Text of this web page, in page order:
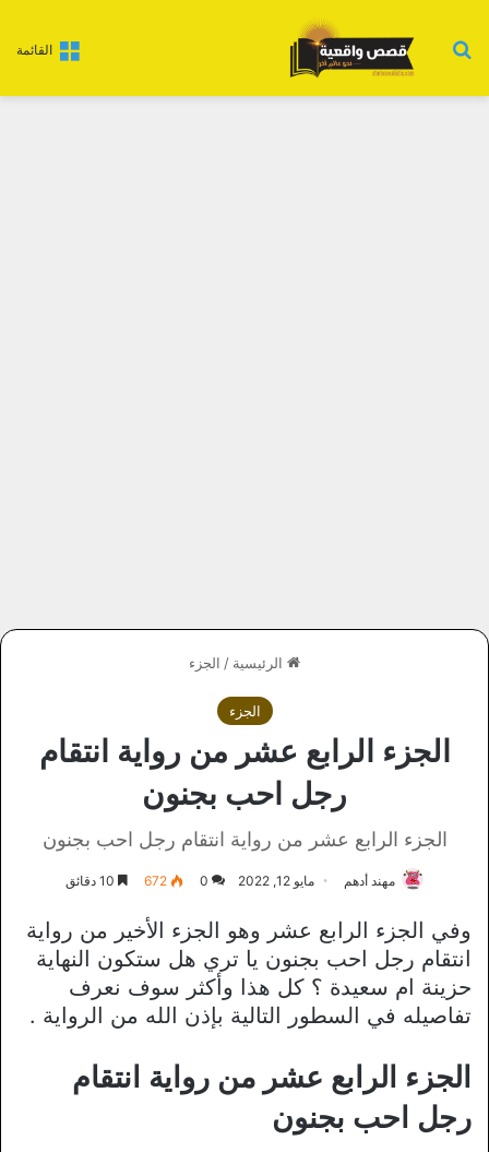
القائمة بحث عن
الرئيسية / الجزء
الجزء
الجزء الرابع عشر من رواية انتقام
رجل احب بجنون
الجزء الرابع عشر من رواية انتقام رجل احب بجنون
مهند أدهم مايو 12, 2022 0
672
وفي الجزء الرابع عشر وهو الجزء الأخير من رواية
انتقام رجل احب بجنون يا تري هل ستكون النهاية
حزينة ام سعيدة ؟ كل هذا وأكثر سوف نعرف
تفاصيله في السطور التالية بإذن الله من الرواية .
الجزء الرابع عشر من رواية انتقام
رجل احب بجنون